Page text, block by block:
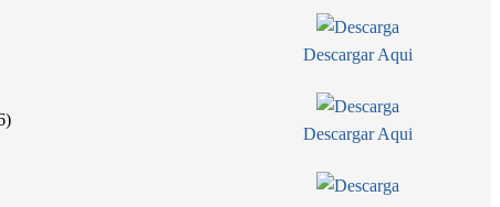
Descargar Aqui
Descargar Aqui